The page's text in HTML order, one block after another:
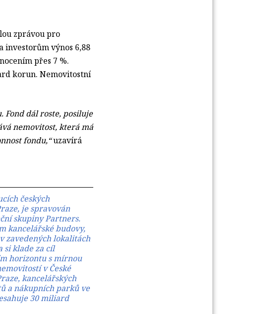
zprávou pro
výnos 6,88
přes 7 %.
korun. Nemovitostní
Fond dál roste, posiluje
nemovitost, která má
fondu,“uzavírá
českých
je spravován
skupiny Partners.
kancelářské budovy,
zavedených lokalitách
si klade za cíl
horizontu s mírnou
v České
kancelářských
a nákupních parků ve
30 miliard